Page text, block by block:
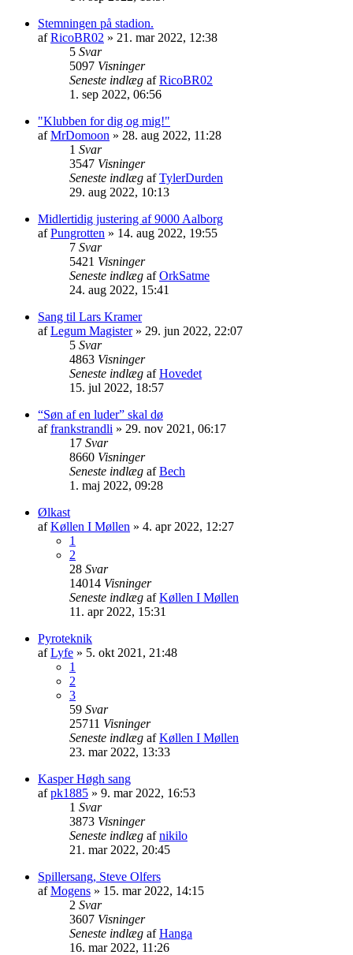
Stemningen på stadion.
afRicoBR02 » 21. mar 2022, 12:38
5 Svar
5097 Visninger
Seneste indlæg afRicoBR02
1. sep 2022, 06:56
"Klubben for dig og mig!"
afMrDomoon » 28. aug 2022, 11:28
1 Svar
3547 Visninger
Seneste indlæg afTylerDurden
29. aug 2022, 10:13
Midlertidig justering af 9000 Aalborg
afPungrotten » 14. aug 2022, 19:55
7 Svar
5421 Visninger
Seneste indlæg afOrkSatme
24. aug 2022, 15:41
Sang til Lars Kramer
afLegum Magister» 29. jun 2022, 22:07
5 Svar
4863 Visninger
Seneste indlæg afHovedet
15. jul 2022, 18:57
“Søn af en luder” skal dø
affrankstrandli » 29. nov 2021, 06:17
17 Svar
8660 Visninger
Seneste indlæg afBech
1. maj 2022, 09:28
Ølkast
afKøllen I Møllen » 4. apr 2022, 12:27
1
2
28 Svar
14014 Visninger
Seneste indlæg afKøllen I Møllen
11. apr 2022, 15:31
Pyroteknik
afLyfe » 5. okt 2021, 21:48
1
2
3
59 Svar
25711 Visninger
Seneste indlæg afKøllen I Møllen
23. mar 2022, 13:33
Kasper Høgh sang
afpk1885 » 9. mar 2022, 16:53
1 Svar
3873 Visninger
Seneste indlæg afnikilo
21. mar 2022, 20:45
Spillersang, Steve Olfers
afMogens » 15. mar 2022, 14:15
2 Svar
3607 Visninger
Seneste indlæg afHanga
16. mar 2022, 11:26